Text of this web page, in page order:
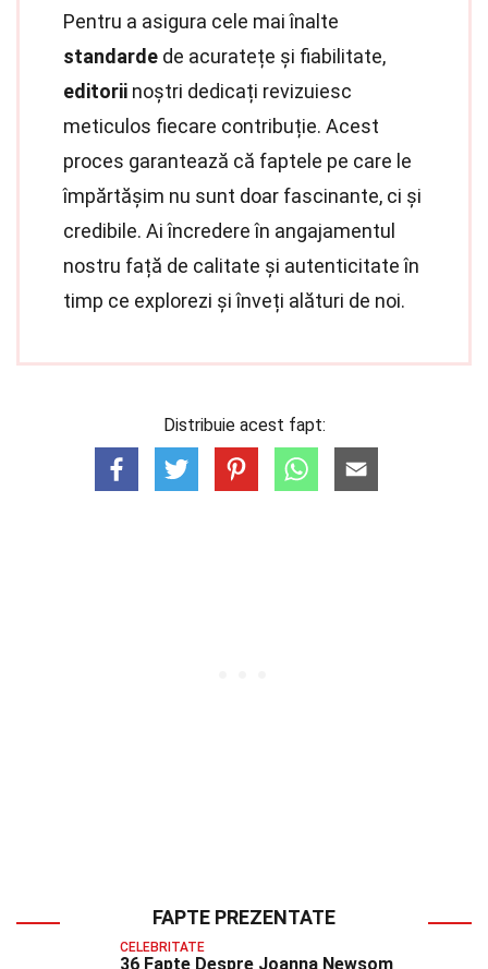
Pentru a asigura cele mai înalte
standarde de acuratețe și fiabilitate,
editorii noștri dedicați revizuiesc
meticulos fiecare contribuție. Acest
proces garantează că faptele pe care le
împărtășim nu sunt doar fascinante, ci și
credibile. Ai încredere în angajamentul
nostru față de calitate și autenticitate în
timp ce explorezi și înveți alături de noi.
Distribuie acest fapt:
FAPTE PREZENTATE
CELEBRITATE
36 Fapte Despre Joanna Newsom